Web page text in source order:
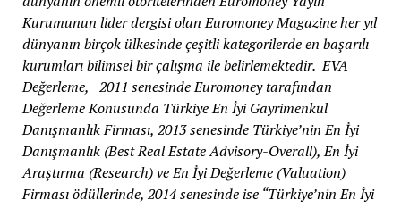
Kurumunun lider dergisi olan Euromoney Magazine her yıl
dünyanın birçok ülkesinde çeşitli kategorilerde en başarılı
kurumları bilimsel bir çalışma ile belirlemektedir. EVA
Değerleme, 2011 senesinde Euromoney tarafından
Değerleme Konusunda Türkiye En İyi Gayrimenkul
Danışmanlık Firması, 2013 senesinde Türkiye’nin En İyi
Danışmanlık (Best Real Estate Advisory-Overall), En İyi
Araştırma (Research) ve En İyi Değerleme (Valuation)
Firması ödüllerinde, 2014 senesinde ise “Türkiye’nin En İyi